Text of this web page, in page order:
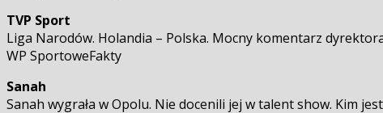
TVP Sport
Liga Narodów. Holandia – Polska. Mocny komentarz
WP SportoweFakty
Sanah
Sanah wygrała w Opolu. Nie docenili jej w talent show. Kim